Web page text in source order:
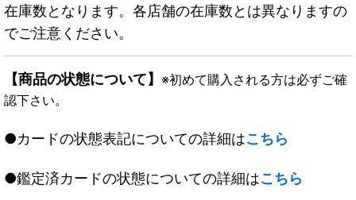
在庫数となります。各店舗の在庫数とは異なりますの
でご注意ください。
【商品の状態について】 ※初めて購入される方は必ずご確
認下さい。
●カードの状態表記についての詳細はこちら
●鑑定済カードの状態についての詳細はこちら